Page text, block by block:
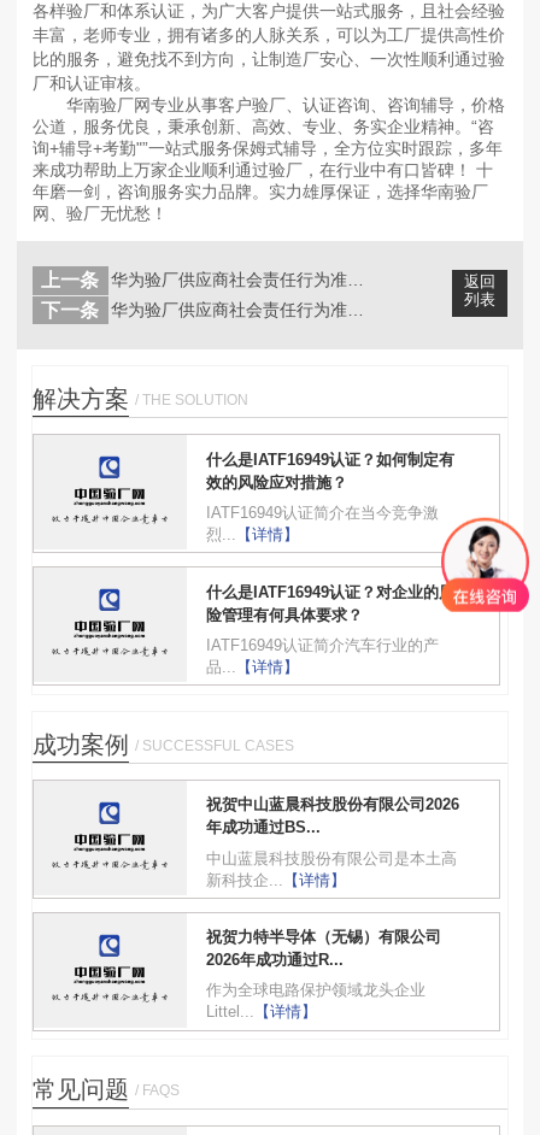
各样验厂和体系认证，为广大客户提供一站式服务，且社会经验
丰富，老师专业，拥有诸多的人脉关系，可以为工厂提供高性价
比的服务，避免找不到方向，让制造厂安心、一次性顺利通过验
厂和认证审核。
华南验厂网专业从事客户验厂、认证咨询、咨询辅导，价格
公道，服务优良，秉承创新、高效、专业、务实企业精神。“咨
询+辅导+考勤"”一站式服务保姆式辅导，全方位实时跟踪，多年
来成功帮助上万家企业顺利通过验厂，在行业中有口皆碑！ 十
年磨一剑，咨询服务实力品牌。实力雄厚保证，选择华南验厂
网、验厂无忧愁！
返回
列表
上一条
下一条
解决方案 / THE SOLUTION
什么是IATF16949认证？如何制定有
效的风险应对措施？
IATF16949认证简介在当今竞争激
烈...
【详情】
什么是IATF16949认证？对企业的风
险管理有何具体要求？
IATF16949认证简介汽车行业的产
品...
【详情】
成功案例 / SUCCESSFUL CASES
祝贺中山蓝晨科技股份有限公司2026
年成功通过BS...
中山蓝晨科技股份有限公司是本土高
新科技企...
【详情】
祝贺力特半导体（无锡）有限公司
2026年成功通过R...
作为全球电路保护领域龙头企业
Littel... 【详情】
常见问题 / FAQS